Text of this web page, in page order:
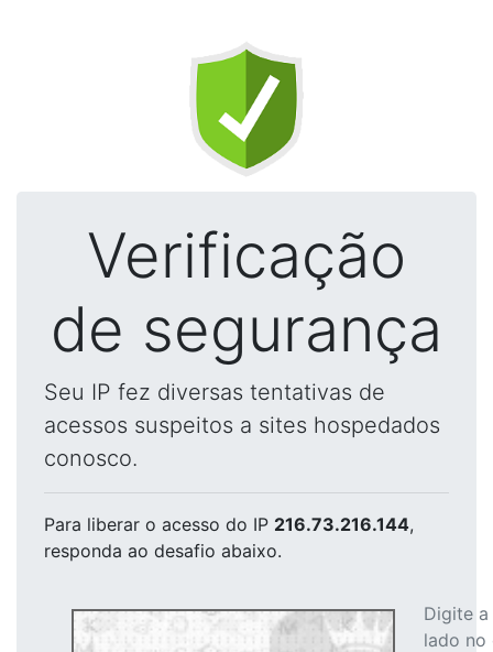
Verificação
de segurança
Seu IP fez diversas tentativas de
acessos suspeitos a sites hospedados
conosco.
Para liberar o acesso do IP 216.73.216.144,
responda ao desafio abaixo.
Digite
lado no